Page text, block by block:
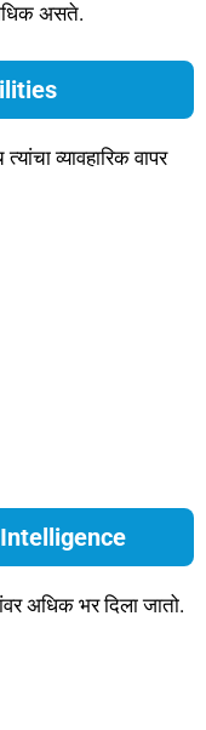
असते.
व्यावहारिक वापर
अधिक भर दिला जातो.